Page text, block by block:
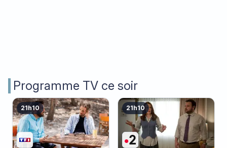
Programme TV ce soir
21h10 21h10